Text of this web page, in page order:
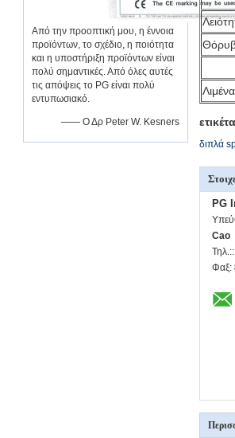
Από την προοπτική μου, η έννοια
προϊόντων, το σχέδιο, η ποιότητα
και η υποστήριξη προϊόντων είναι
πολύ σημαντικές. Από όλες αυτές
τις απόψεις το PG είναι πολύ
εντυπωσιακό.
—— Ο Δρ Peter W. Kesners
διπλά
PG
Cao
Τηλ.::
Φαξ: